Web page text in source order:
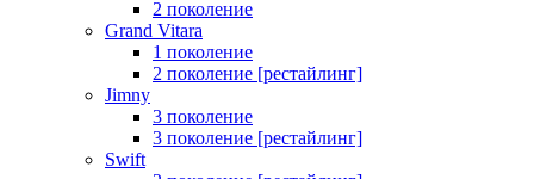
2 поколение
Grand Vitara
1 поколение
2 поколение [рестайлинг]
Jimny
3 поколение
3 поколение [рестайлинг]
Swift